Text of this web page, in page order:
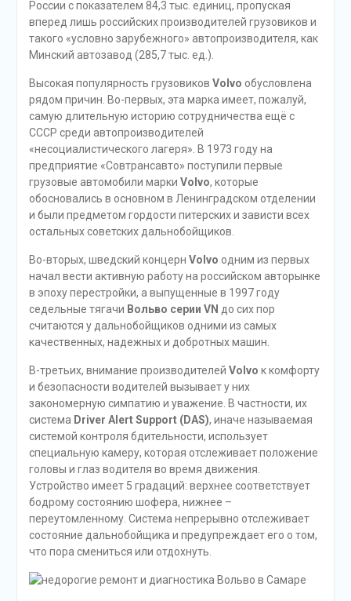
России с показателем 84,3 тыс. единиц, пропуская
вперед лишь российских производителей грузовиков и
такого «условно зарубежного» автопроизводителя, как
Минский автозавод (285,7 тыс. ед.).
Высокая популярность грузовиков Volvo обусловлена
рядом причин. Во-первых, эта марка имеет, пожалуй,
самую длительную историю сотрудничества ещё с
СССР среди автопроизводителей
«несоциалистического лагеря». В 1973 году на
предприятие «Совтрансавто» поступили первые
грузовые автомобили марки Volvo, которые
обосновались в основном в Ленинградском отделении
и были предметом гордости питерских и зависти всех
остальных советских дальнобойщиков.
Во-вторых, шведский концерн Volvo одним из первых
начал вести активную работу на российском авторынке
в эпоху перестройки, а выпущенные в 1997 году
седельные тягачи Вольво серии VN до сих пор
считаются у дальнобойщиков одними из самых
качественных, надежных и добротных машин.
В-третьих, внимание производителей Volvo к комфорту
и безопасности водителей вызывает у них
закономерную симпатию и уважение. В частности, их
система Driver Alert Support (DAS), иначе называемая
системой контроля бдительности, использует
специальную камеру, которая отслеживает положение
головы и глаз водителя во время движения.
Устройство имеет 5 градаций: верхнее соответствует
бодрому состоянию шофера, нижнее –
переутомленному. Система непрерывно отслеживает
состояние дальнобойщика и предупреждает его о том,
что пора смениться или отдохнуть.